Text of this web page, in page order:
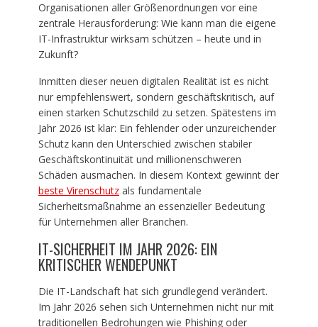
Organisationen aller Größenordnungen vor eine
zentrale Herausforderung: Wie kann man die eigene
IT-Infrastruktur wirksam schützen – heute und in
Zukunft?
Inmitten dieser neuen digitalen Realität ist es nicht
nur empfehlenswert, sondern geschäftskritisch, auf
einen starken Schutzschild zu setzen. Spätestens im
Jahr 2026 ist klar: Ein fehlender oder unzureichender
Schutz kann den Unterschied zwischen stabiler
Geschäftskontinuität und millionenschweren
Schäden ausmachen. In diesem Kontext gewinnt der
beste Virenschutzals fundamentale
Sicherheitsmaßnahme an essenzieller Bedeutung
für Unternehmen aller Branchen.
IT-SICHERHEIT IM JAHR 2026: EIN
KRITISCHER WENDEPUNKT
Die IT-Landschaft hat sich grundlegend verändert.
Im Jahr 2026 sehen sich Unternehmen nicht nur mit
traditionellen Bedrohungen wie Phishing oder